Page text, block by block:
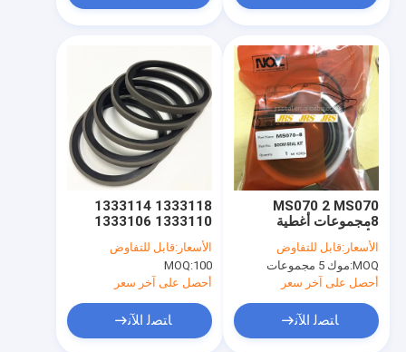
1333118 1333114
1333110 1333106
1082871 1333102
الأسعار:قابل للتفاوض
MOQ:100
أحصل على آخر سعر
ﺎﺘﺼﻟ ﺍﻶﻧ
MS070 2 MS070
8مجموعات أغطية
الأسطوانات الهيدروليكية
للحفر
الأسعار:قابل للتفاوض
MOQ: موك 5 مجموعات
أحصل على آخر سعر
ﺎﺘﺼﻟ ﺍﻶﻧ